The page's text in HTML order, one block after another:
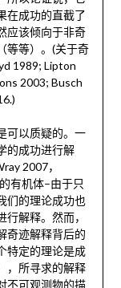
在成功的直截了
应该倾向于非奇
等等）。(关于奇
1989; Lipton
2003; Busch
可以质疑的。一
的成功进行解
2007，
有机体–由于只
们的理论成功也
解释。然而，
奇迹解释背后的
特定的理论是成
，所寻求的解释
不可观测物的描